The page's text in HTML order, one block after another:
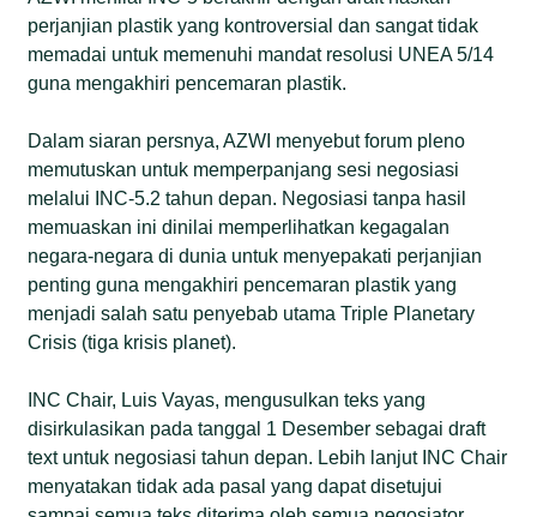
perjanjian plastik yang kontroversial dan sangat tidak
memadai untuk memenuhi mandat resolusi UNEA 5/14
guna mengakhiri pencemaran plastik.
Dalam siaran persnya, AZWI menyebut forum pleno
memutuskan untuk memperpanjang sesi negosiasi
melalui INC-5.2 tahun depan. Negosiasi tanpa hasil
memuaskan ini dinilai memperlihatkan kegagalan
negara-negara di dunia untuk menyepakati perjanjian
penting guna mengakhiri pencemaran plastik yang
menjadi salah satu penyebab utama Triple Planetary
Crisis (tiga krisis planet).
INC Chair, Luis Vayas, mengusulkan teks yang
disirkulasikan pada tanggal 1 Desember sebagai draft
text untuk negosiasi tahun depan. Lebih lanjut INC Chair
menyatakan tidak ada pasal yang dapat disetujui